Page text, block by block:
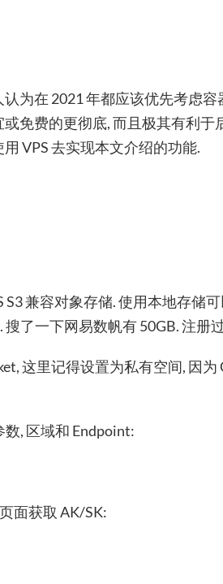
为在 2021 年都应该优先考虑容
免费的更彻底, 而且极其有利于
VPS 去实现本文介绍的功能.
兼容对象存储. 使用本地存储
了一下网易数帆有 50GB. 注册
这里记得设置为私有空间, 因为
, 区域和 Endpoint:
面获取 AK/SK: